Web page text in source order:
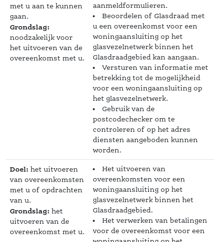
met u aan te kunnen
gaan.
Grondslag:
noodzakelijk voor
het uitvoeren van de
overeenkomst met u.
aanmeldformulieren.
Beoordelen of Glasdraad met
u een overeenkomst voor een
woningaansluiting op het
glasvezelnetwerk binnen het
Glasdraadgebied kan aangaan.
Versturen van informatie met
betrekking tot de mogelijkheid
voor een woningaansluiting op
het glasvezelnetwerk.
Gebruik van de
postcodechecker om te
controleren of op het adres
diensten aangeboden kunnen
worden.
Doel: het uitvoeren
van overeenkomsten
met u of opdrachten
van u.
Grondslag: het
uitvoeren van de
overeenkomst met u.
Het uitvoeren van
overeenkomsten voor een
woningaansluiting op het
glasvezelnetwerk binnen het
Glasdraadgebied.
Het verwerken van betalingen
voor de overeenkomst voor een